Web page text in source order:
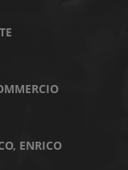
ENRICO